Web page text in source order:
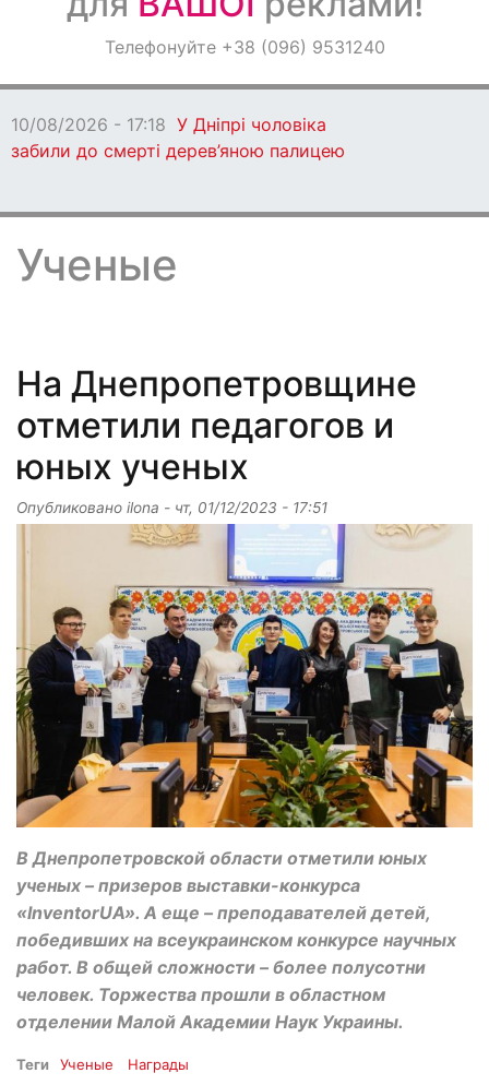
ОголошенняТелефонуйте +38 (096) 9531240
10/08/2026 - 15:53 У
Кам’янському жорстоко побили
Ученые
На Днепропетровщине
отметили педагогов и
юных ученых
Опубликовано ilona - чт, 01/12/2023 - 17:51
В Днепропетровской области отметили юных
ученых – призеров выставки-конкурса
«InventorUA». А еще – преподавателей детей,
победивших на всеукраинском конкурсе научных
работ. В общей сложности – более полусотни
человек. Торжества прошли в областном
отделении Малой Академии Наук Украины.
Теги Ученые Награды